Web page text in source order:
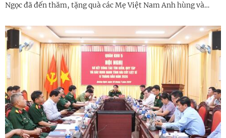
Ngọc đã đến thăm, tặng quà các Mẹ Việt Nam Anh hùng và
có lãnh đạo ...